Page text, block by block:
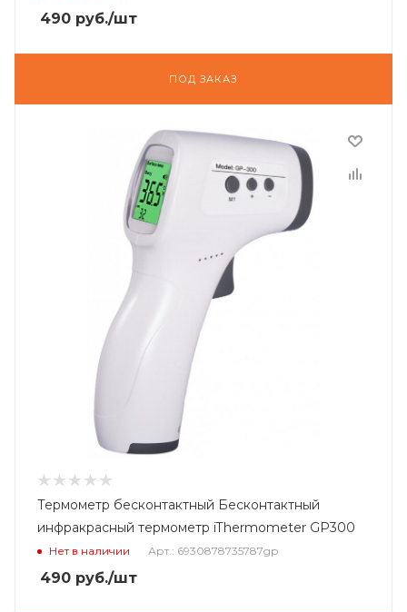
490 руб./шт
ПОД ЗАКАЗ
Термометр бесконтактный Бесконтактный
инфракрасный термометр iThermometer GP300
Нет в наличии Арт.: 6930878735787gp
490 руб./шт